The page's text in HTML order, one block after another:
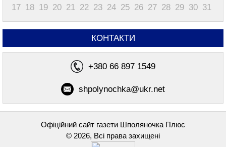
17 18 19 20 21 22 23 24 25 26 27 28 29 30 31
КОНТАКТИ
+380 66 897 1549
shpolynochka@ukr.net
Офіційний сайт газети Шполяночка Плюс
© 2026, Всі права захищені